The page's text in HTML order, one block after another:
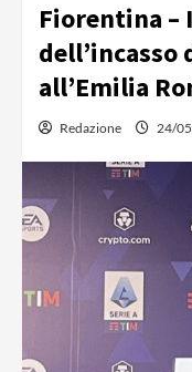
Fiorentina –
dell’incasso
all’Emilia
Redazione 24/